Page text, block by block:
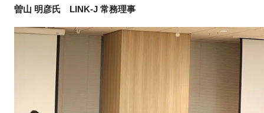
曽山 明彦氏 LINK-J 常務理事